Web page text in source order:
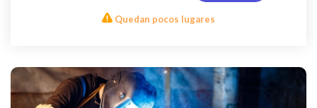
Quedan pocos lugares